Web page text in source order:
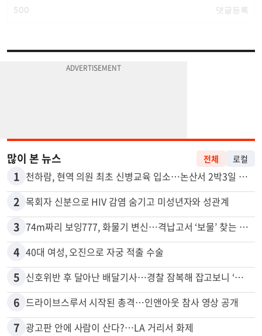
많이 본 뉴스 전체 로컬
1 천하람, 현역 의원 최초 신병교육 입소…논산서 2박3일 생활
2 목회자 신분으로 HIV 감염 숨기고 미성년자와 성관계
3 74m짜리 보잉777, 화물기 변신…격납고서 ‘보물’ 찾는 인천공항
4 40대 여성, 오진으로 자궁 적출 수술
5 신호위반 후 달아난 배달기사…경찰 잠복해 잡고보니 ‘반전’
6 드라이브스루서 시작된 총격…인앤아웃 참사 영상 공개
7 광고판 안에 사람이 산다?…LA 거리서 화제